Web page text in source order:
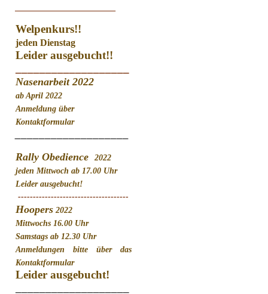
Welpenkurs!!
jeden Dienstag
Leider ausgebucht!!
Nasenarbeit 2022
ab April 2022
Anmeldung über
Kontaktformular
Rally Obedience2022
jeden Mittwoch ab 17.00 Uhr
Leider ausgebucht!
-------------------------------------
Hoopers 2022
Mittwochs 16.00 Uhr
Samstags ab 12.30 Uhr
Anmeldungen bitte über das
Kontaktformular
Leider ausgebucht!